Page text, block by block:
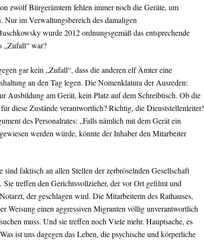
zwölf Bürgerämtern fehlen immer noch die Geräte, um
Nur im Verwaltungsbereich des damaligen
wurde 2012 ordnungsgemäß das entsprechende
„Zufall“ war?
gar kein „Zufall“, dass die anderen elf Ämter eine
an den Tag legen. Die Nomenklatura der Ausreden:
Ausbildung am Gerät, kein Platz auf dem Schreibtisch. Ob die
diese Zustände verantwortlich? Richtig, die Dienststellenleiter!
des Personalrates: „Falls nämlich mit dem Gerät ein
werden würde, könnte der Inhaber den Mitarbeiter
faktisch an allen Stellen der zerbröselnden Gesellschaft
treffen den Gerichtsvollzieher, der vor Ort gefilmt und
der geschlagen wird. Die Mitarbeiterin des Rathauses,
Weisung einen aggressiven Migranten völlig unverantwortlich
muss. Und sie treffen noch Viele mehr. Hauptsache, es
ist uns dagegen das Leben, die psychische und körperliche